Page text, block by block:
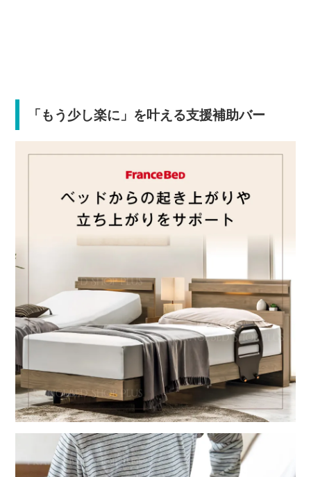
「もう少し楽に」を叶える支援補助バー